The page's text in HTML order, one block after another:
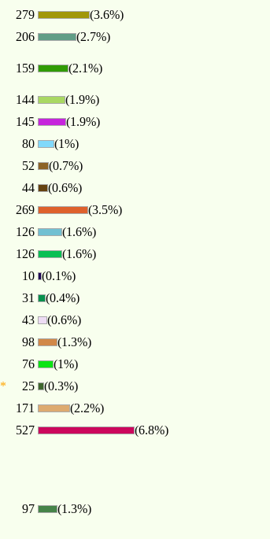
279
(3.6%)
206 (2.7%)
159 (2.1%)
144
(1.9%)
145
(1.9%)
80
(1%)
52
(0.7%)
44
(0.6%)
269
(3.5%)
126
(1.6%)
126
(1.6%)
10 (0.1%)
31
(0.4%)
43
(0.6%)
98
(1.3%)
76
(1%)
* 25
(0.3%)
171
(2.2%)
527 (6.8%)
97 (1.3%)